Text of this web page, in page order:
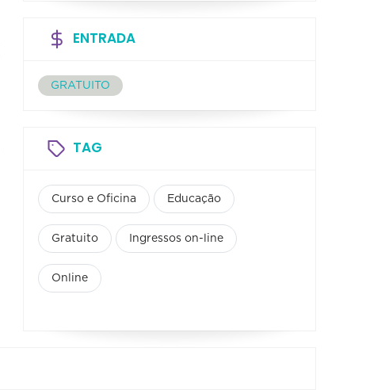
ENTRADA
GRATUITO
TAG
Curso e Oficina Educação
Gratuito Ingressos on-line
Online